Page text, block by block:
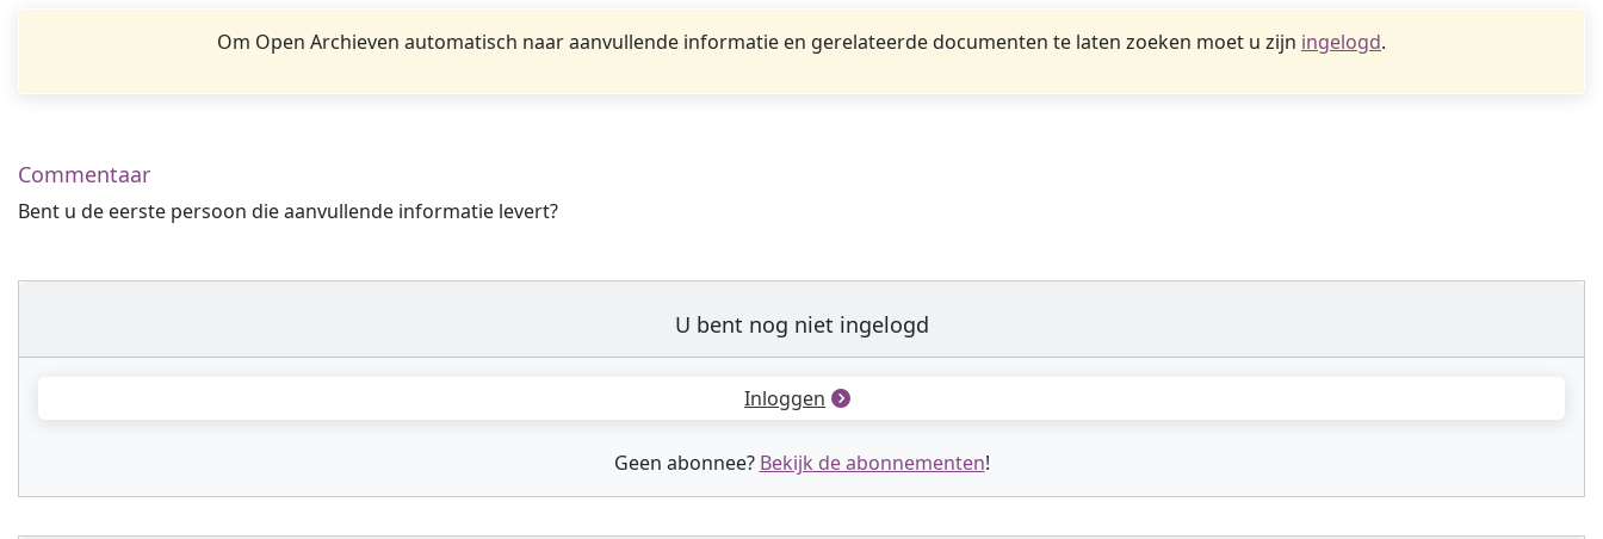
Om Open Archieven automatisch naar aanvullende informatie en gerelateerde documenten te laten zoeken moet u zijn ingelogd.
Commentaar
Bent u de eerste persoon die aanvullende informatie levert?
U bent nog niet ingelogd
Inloggen
Geen abonnee? Bekijk de abonnementen!